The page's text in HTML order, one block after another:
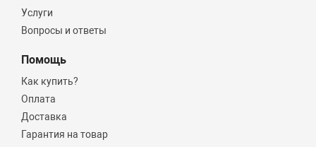
Услуги
Вопросы и ответы
Помощь
Как купить?
Оплата
Доставка
Гарантия на товар